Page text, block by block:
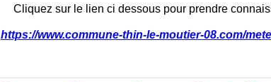
Cliquez sur le lien ci dessous pour prendre
https://www.commune-thin-le-moutier-08.com/